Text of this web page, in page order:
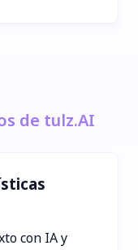
de tulz.AI
con IA y